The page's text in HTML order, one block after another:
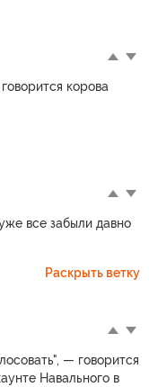
корова
все забыли давно
Раскрыть ветку
— говорится
Навального в